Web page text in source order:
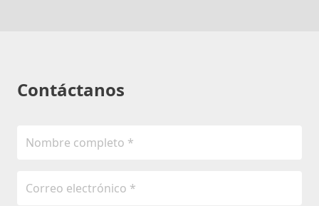
Contáctanos